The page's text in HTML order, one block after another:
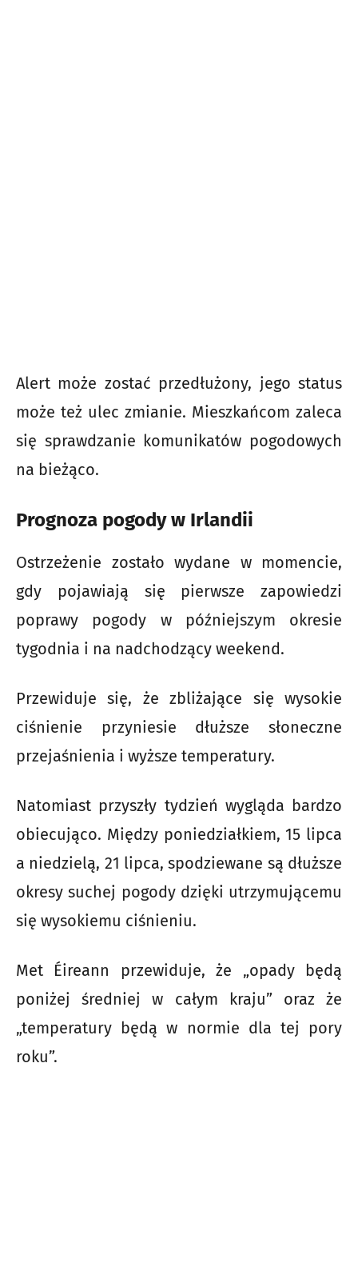
Alert może zostać przedłużony, jego status
może też ulec zmianie. Mieszkańcom zaleca
się sprawdzanie komunikatów pogodowych
na bieżąco.
Prognoza pogody w Irlandii
Ostrzeżenie zostało wydane w momencie,
gdy pojawiają się pierwsze zapowiedzi
poprawy pogody w późniejszym okresie
tygodnia i na nadchodzący weekend.
Przewiduje się, że zbliżające się wysokie
ciśnienie przyniesie dłuższe słoneczne
przejaśnienia i wyższe temperatury.
Natomiast przyszły tydzień wygląda bardzo
obiecująco. Między poniedziałkiem, 15 lipca
a niedzielą, 21 lipca, spodziewane są dłuższe
okresy suchej pogody dzięki utrzymującemu
się wysokiemu ciśnieniu.
Met Éireann przewiduje, że „opady będą
poniżej średniej w całym kraju” oraz że
„temperatury będą w normie dla tej pory
roku”.